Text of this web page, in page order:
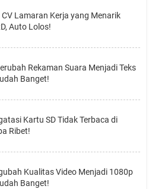
Lamaran Kerja yang Menarik
Auto Lolos!
Rekaman Suara Menjadi Teks
Banget!
Kartu SD Tidak Terbaca di
Ribet!
Kualitas Video Menjadi 1080p
Banget!